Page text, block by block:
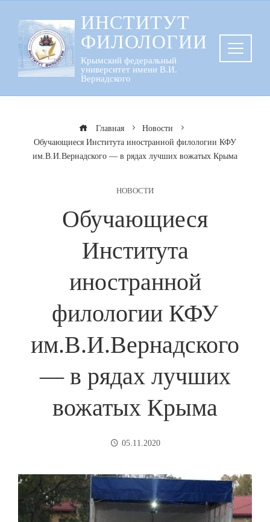
содержанию
ИНСТИТУТ
ФИЛОЛОГИИ
Крымский федеральный
университет имени В.И.
Вернадского
Главная
Новости
Обучающиеся Института иностранной филологии КФУ
им.В.И.Вернадского — в рядах лучших вожатых Крыма
НОВОСТИ
Обучающиеся
Института
иностранной
филологии КФУ
им.В.И.Вернадского
— в рядах лучших
вожатых Крыма
05.11.2020